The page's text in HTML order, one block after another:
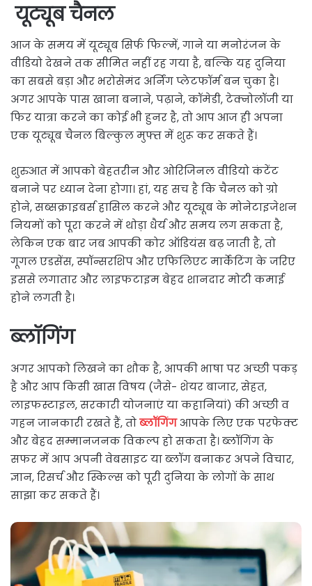
यूट्यूब चैनल
आज के समय में यूट्यूब सिर्फ फिल्में, गाने या मनोरंजन के
वीडियो देखने तक सीमित नहीं रह गया है, बल्कि यह दुनिया
का सबसे बड़ा और भरोसेमंद अर्निंग प्लेटफॉर्म बन चुका है।
अगर आपके पास खाना बनाने, पढ़ाने, कॉमेडी, टेक्नोलॉजी या
फिर यात्रा करने का कोई भी हुनर है, तो आप आज ही अपना
एक यूट्यूब चैनल बिल्कुल मुफ्त में शुरू कर सकते हैं।
शुरुआत में आपको बेहतरीन और ओरिजिनल वीडियो कंटेंट
बनाने पर ध्यान देना होगा। हां, यह सच है कि चैनल को ग्रो
होने, सब्सक्राइबर्स हासिल करने और यूट्यूब के मोनेटाइजेशन
नियमों को पूरा करने में थोड़ा धैर्य और समय लग सकता है,
लेकिन एक बार जब आपकी कोर ऑडियंस बढ़ जाती है, तो
गूगल एडसेंस, स्पॉन्सरशिप और एफिलिएट मार्केटिंग के जरिए
इससे लगातार और लाइफटाइम बेहद शानदार मोटी कमाई
होने लगती है।
ब्लॉगिंग
अगर आपको लिखने का शौक है, आपकी भाषा पर अच्छी पकड़
है और आप किसी खास विषय (जैसे- शेयर बाजार, सेहत,
लाइफस्टाइल, सरकारी योजनाएं या कहानियां) की अच्छी व
गहन जानकारी रखते हैं, तोब्लॉगिंगआपके लिए एक परफेक्ट
और बेहद सम्मानजनक विकल्प हो सकता है। ब्लॉगिंग के
सफर में आप अपनी वेबसाइट या ब्लॉग बनाकर अपने विचार,
ज्ञान, रिसर्च और स्किल्स को पूरी दुनिया के लोगों के साथ
साझा कर सकते हैं।